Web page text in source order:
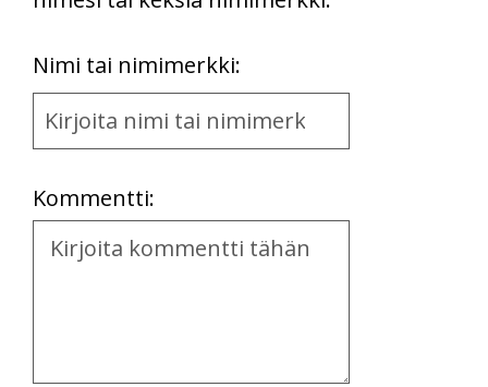
Nimi tai nimimerkki:
Name
and
Kommentti:
Kommentti